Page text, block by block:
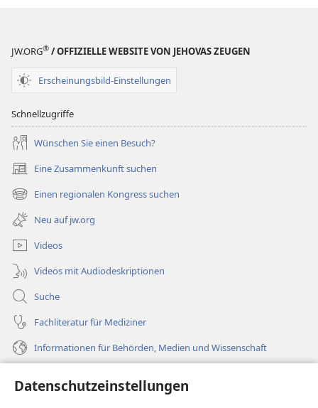
Datenschutzeinstellungen
JW.ORG® / OFFIZIELLE WEBSITE VON JEHOVAS ZEUGEN
Erscheinungsbild-Einstellungen
Schnellzugriffe
Wünschen Sie einen Besuch?
Eine Zusammenkunft suchen
(öffnet
neues
Fenster)
Einen regionalen Kongress suchen
(öffnet
neues
Fenster)
Neu auf jw.org
Videos
Videos mit Audiodeskriptionen
Suche
Fachliteratur für Mediziner
Informationen für Behörden, Medien und Wissenschaft